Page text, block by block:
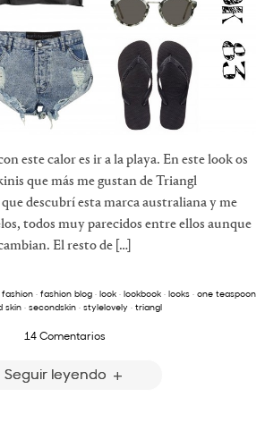
este calor es ir a la playa. En este look os
que más me gustan de Triangl
descubrí esta marca australiana y me
todos muy parecidos entre ellos aunque
El resto de […]
fashion· fashion blog· look· lookbook· looks· one teaspoon
skin · secondskin · stylelovely · triangl
14 Comentarios
Seguir leyendo